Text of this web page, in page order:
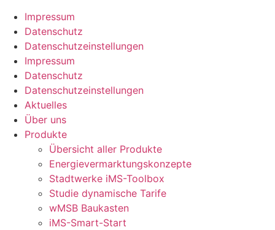
Impressum
Datenschutz
Datenschutzeinstellungen
Impressum
Datenschutz
Datenschutzeinstellungen
Aktuelles
Über uns
Produkte
Übersicht aller Produkte
Energievermarktungskonzepte
Stadtwerke iMS-Toolbox
Studie dynamische Tarife
wMSB Baukasten
iMS-Smart-Start